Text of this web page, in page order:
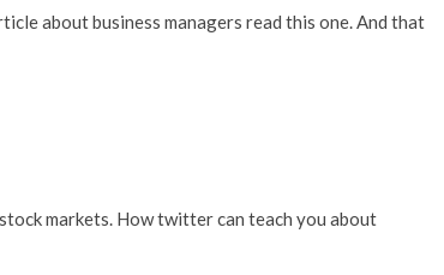
about business managers read this one. And that
markets. How twitter can teach you about